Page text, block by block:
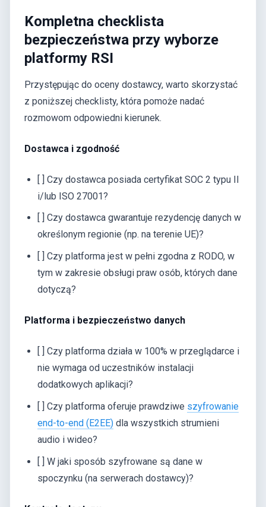
Kompletna checklista
bezpieczeństwa przy wyborze
platformy RSI
Przystępując do oceny dostawcy, warto skorzystać
z poniższej checklisty, która pomoże nadać
rozmowom odpowiedni kierunek.
Dostawca i zgodność
[ ] Czy dostawca posiada certyfikat SOC 2 typu II
i/lub ISO 27001?
[ ] Czy dostawca gwarantuje rezydencję danych w
określonym regionie (np. na terenie UE)?
[ ] Czy platforma jest w pełni zgodna z RODO, w
tym w zakresie obsługi praw osób, których dane
dotyczą?
Platforma i bezpieczeństwo danych
[ ] Czy platforma działa w 100% w przeglądarce i
nie wymaga od uczestników instalacji
dodatkowych aplikacji?
[ ] Czy platforma oferuje prawdziwe szyfrowanie
end-to-end (E2EE) dla wszystkich strumieni
audio i wideo?
[ ] W jaki sposób szyfrowane są dane w
spoczynku (na serwerach dostawcy)?